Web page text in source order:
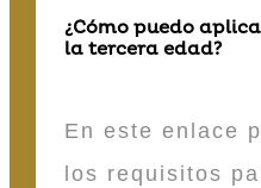
¿Cómo puedo
la tercera edad?
En este enlace
los requisitos